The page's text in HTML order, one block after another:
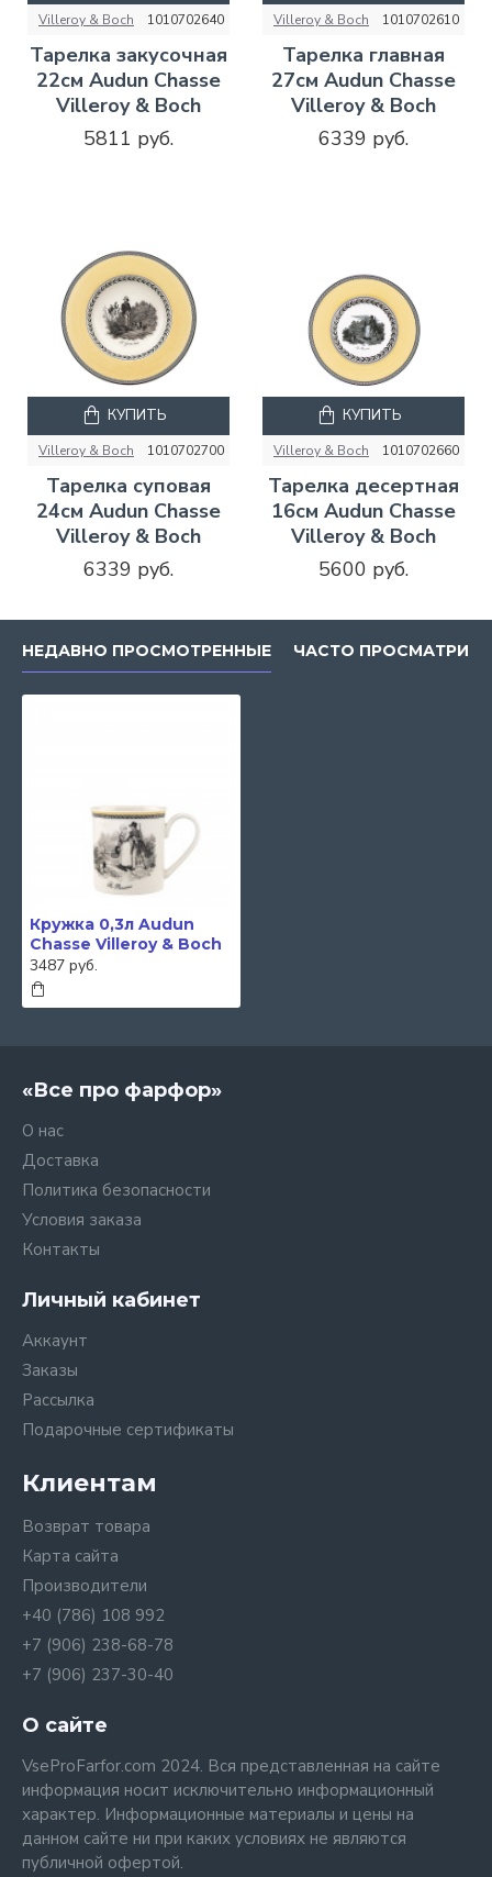
Villeroy & Boch 1010702640
Тарелка закусочная
22см Audun Chasse
Villeroy & Boch
5811 руб.
Villeroy & Boch 1010702610
Тарелка главная
27см Audun Chasse
Villeroy & Boch
6339 руб.
Villeroy & Boch 1010702700
Тарелка суповая
24см Audun Chasse
Villeroy & Boch
6339 руб.
КУПИТЬ
Villeroy & Boch 1010702660
Тарелка десертная
16см Audun Chasse
Villeroy & Boch
5600 руб.
КУПИТЬ
НЕДАВНО ПРОСМОТРЕННЫЕ ЧАСТО
Кружка 0,3л Audun
Chasse Villeroy & Boch
3487 руб.
«Все про фарфор»
О нас
Доставка
Политика безопасности
Условия заказа
Контакты
Личный кабинет
Аккаунт
Заказы
Рассылка
Подарочные сертификаты
Клиентам
Возврат товара
Карта сайта
Производители
+40 (786) 108 992
+7 (906) 238-68-78
+7 (906) 237-30-40
О сайте
VseProFarfor.com 2024. Вся представленная на сайте
информация носит исключительно информационный
характер. Информационные материалы и цены на
данном сайте ни при каких условиях не являются
публичной офертой.